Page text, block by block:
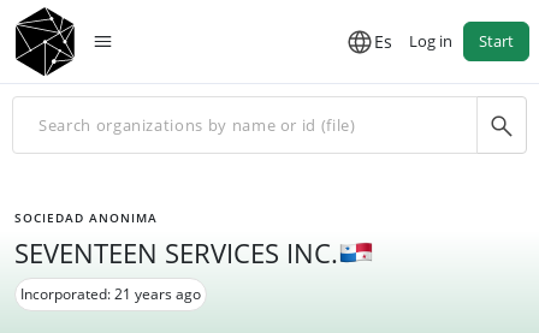
Es Log in Start
SOCIEDAD ANONIMA
SEVENTEEN SERVICES INC.
Incorporated: 21 years ago